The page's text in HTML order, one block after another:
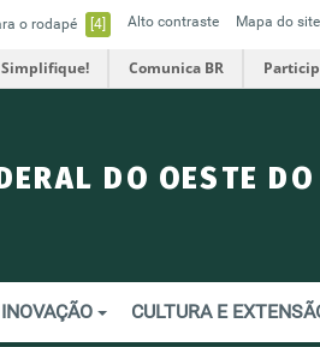
o rodapé [4] Alto contraste Mapa do site
Simplifique! Comunica BR
DO OESTE
CULTURA E